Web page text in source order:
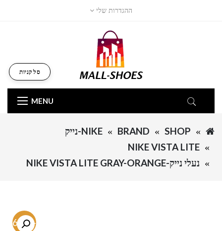
ההגדרות שלי
MENU
סל קניות
SHOP
BRAND
NIKE-נייק
NIKE VISTA LITE
נעלי נייק-NIKE VISTA LITE GRAY-ORANGE
-56.7%